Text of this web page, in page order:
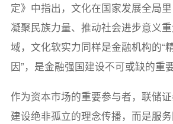
定》中指出，文化在国家发展全局
凝聚民族力量、推动社会进步意义
域，文化软实力同样是金融机构的“
因”，是金融强国建设不可或缺的重
作为资本市场的重要参与者，联储
建设绝非孤立的理念传播，而是服